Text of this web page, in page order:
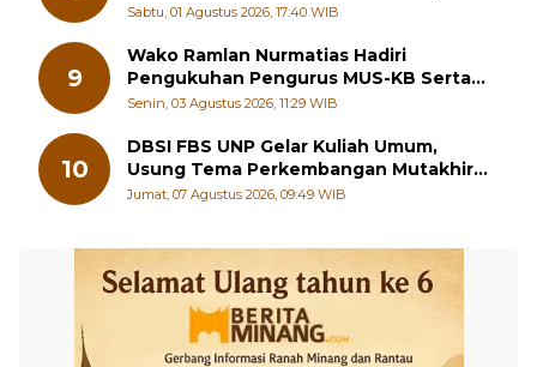
8
Kapolres Pasaman Barat Pimpin Serah
Sungai Beremas
Sabtu, 01 Agustus 2026, 17:40 WIB
9
Wako Ramlan Nurmatias Hadiri
LMKB Periode 2026-2031,
Senin, 03 Agustus 2026, 11:29 WIB
DBSI FBS UNP Gelar Kuliah Umum,